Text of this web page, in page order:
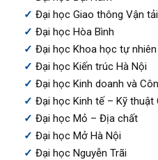
Đại học Giao thông Vận tải
Đại học Hòa Bình
Đại học Khoa học tự nhiên
Đại học Kiến trúc Hà Nội
Đại học Kinh doanh và
Đại học Kinh tế – Kỹ thuật
Đại học Mỏ – Địa chất
Đại học Mở Hà Nội
Đại học Nguyễn Trãi